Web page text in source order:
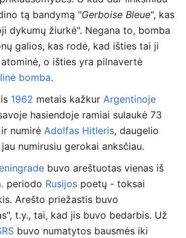
tą bandymą "Gerboise Bleue", kas
dykumų žiurkė". Negana to, bomba
galios, kas rodė, kad išties tai ji
o išties yra pilnavertė
bomba.
1962 metais kažkur Argentinoje
hasiendoje ramiai sulaukė 73
numirė Adolfas Hitleris, daugelio
numirusiu gerokai anksčiau.
buvo areštuotas vienas iš
periodo Rusijos poetų - toksai
Arešto priežastis buvo
t.y., tai, kad jis buvo bedarbis. Už
buvo numatytos bausmės iki